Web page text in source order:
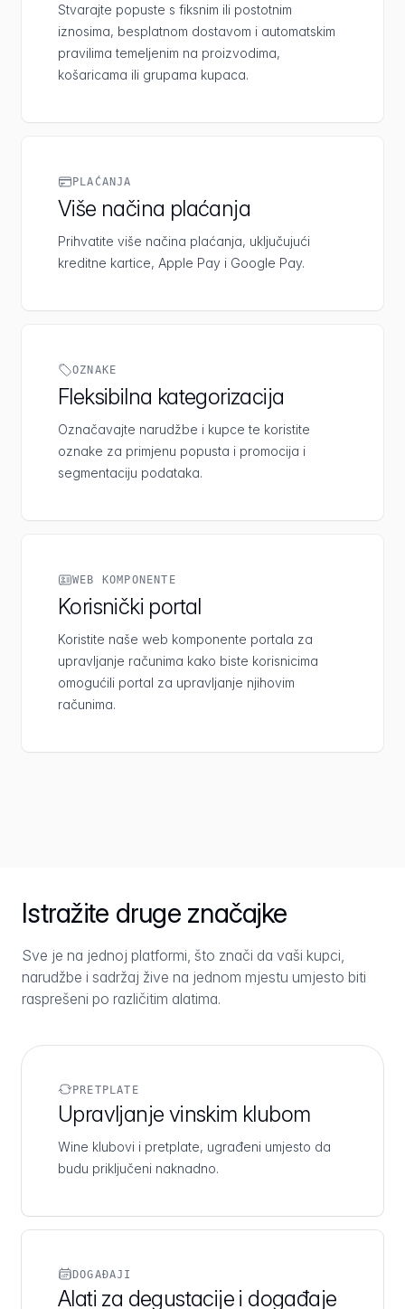
Stvarajte popuste s fiksnim ili postotnim
iznosima, besplatnom dostavom i automatskim
pravilima temeljenim na proizvodima,
košaricama ili grupama kupaca.
PLAĆANJA
Više načina plaćanja
Prihvatite više načina plaćanja, uključujući
kreditne kartice, Apple Pay i Google Pay.
OZNAKE
Fleksibilna kategorizacija
Označavajte narudžbe i kupce te koristite
oznake za primjenu popusta i promocija i
segmentaciju podataka.
WEB KOMPONENTE
Korisnički portal
Koristite naše web komponente portala za
upravljanje računima kako biste korisnicima
omogućili portal za upravljanje njihovim
računima.
Istražite druge značajke
Sve je na jednoj platformi, što znači da vaši kupci,
narudžbe i sadržaj žive na jednom mjestu umjesto biti
rasprešeni po različitim alatima.
PRETPLATE
Upravljanje vinskim klubom
Wine klubovi i pretplate, ugrađeni umjesto da
budu priključeni naknadno.
DOGAĐAJI
Alati za degustacije i događaje